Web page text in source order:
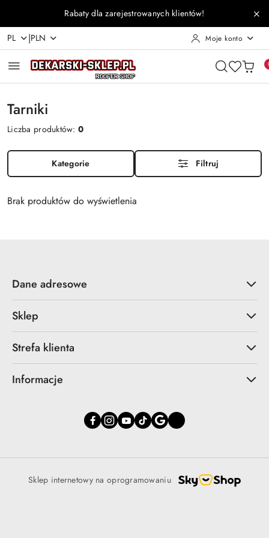
Przejdź do treści głównej
Przejdź do wyszukiwarki
Przejdź do moje konto
Przejdź do menu głównego
Przejdź do stopkiRabaty dla zarejestrowanych klientów!
PL |PLN Moje konto
Tarniki
Liczba produktów:0
Kategorie Filtruj
Brak produktów do wyświetlenia
Dane adresowe
Sklep
Strefa klienta
Informacje
Sklep internetowy na oprogramowaniu